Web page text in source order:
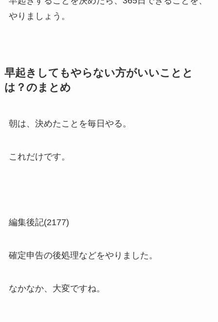
やりましょう。
早起きしてもやらない方がいいことと
は？のまとめ
朝は、決めたことを毎日やる。
これだけです。
編集後記(2177)
確定申告の後処理などをやりました。
なかなか、大変ですね。